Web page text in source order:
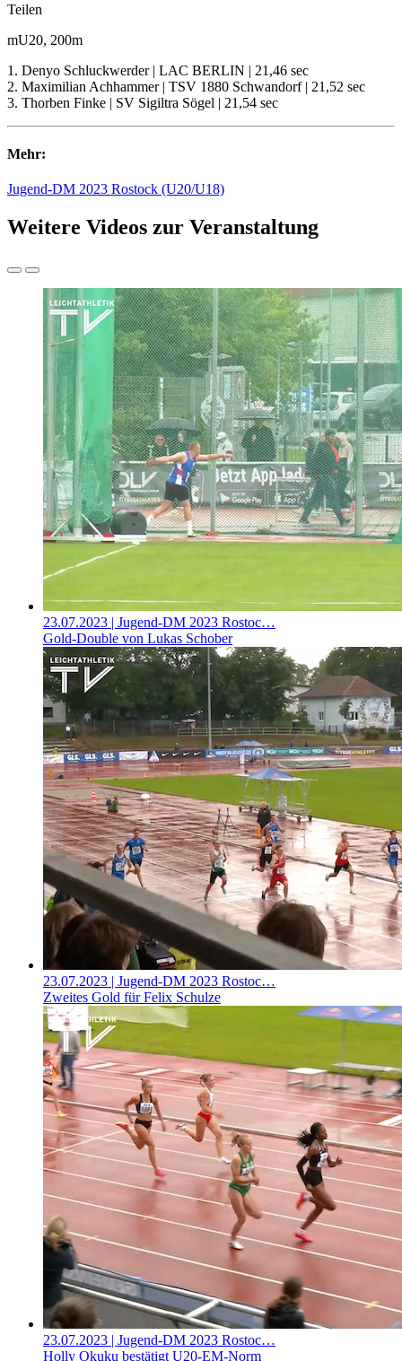
Teilen
mU20, 200m
1. Denyo Schluckwerder | LAC BERLIN | 21,46 sec
2. Maximilian Achhammer | TSV 1880 Schwandorf | 21,52 sec
3. Thorben Finke | SV Sigiltra Sögel | 21,54 sec
Mehr:
Jugend-DM 2023 Rostock (U20/U18)
Weitere Videos zur Veranstaltung
23.07.2023 | Jugend-DM 2023 Rostoc…
Gold-Double von Lukas Schober
23.07.2023 | Jugend-DM 2023 Rostoc…
Zweites Gold für Felix Schulze
23.07.2023 | Jugend-DM 2023 Rostoc…
Holly Okuku bestätigt U20-EM-Norm